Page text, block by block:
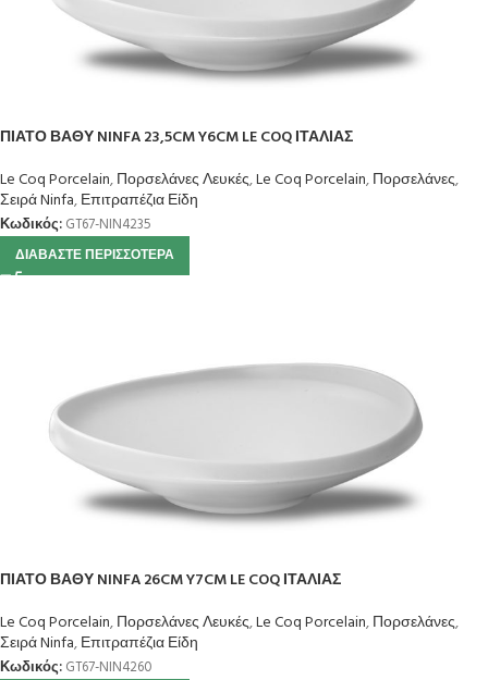
ΠΙΑΤΟ ΒΑΘΥ NINFA 23,5CM Y6CM LE COQ ΙΤΑΛΙΑΣ
Le Coq Porcelain,Πορσελάνες Λευκές,Le Coq Porcelain,Πορσελάνες,
Σειρά Ninfa,Επιτραπέζια Είδη
Κωδικός: GT67-NIN4235
ΔΙΑΒΆΣΤΕ ΠΕΡΙΣΣΌΤΕΡΑ
ΠΙΑΤΟ ΒΑΘΥ NINFA 26CM Y7CM LE COQ ΙΤΑΛΙΑΣ
Le Coq Porcelain,Πορσελάνες Λευκές,Le Coq Porcelain,Πορσελάνες,
Σειρά Ninfa,Επιτραπέζια Είδη
Κωδικός: GT67-NIN4260